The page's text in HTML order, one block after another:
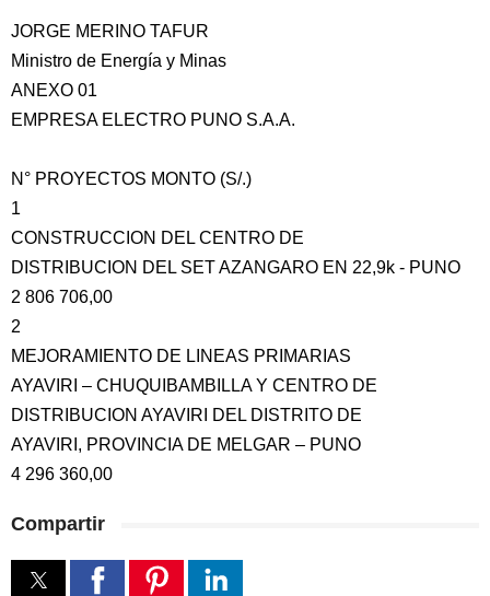
JORGE MERINO TAFUR
Ministro de Energía y Minas
ANEXO 01
EMPRESA ELECTRO PUNO S.A.A.
N° PROYECTOS MONTO (S/.)
1
CONSTRUCCION DEL CENTRO DE
DISTRIBUCION DEL SET AZANGARO EN 22,9k - PUNO
2 806 706,00
2
MEJORAMIENTO DE LINEAS PRIMARIAS
AYAVIRI – CHUQUIBAMBILLA Y CENTRO DE
DISTRIBUCION AYAVIRI DEL DISTRITO DE
AYAVIRI, PROVINCIA DE MELGAR – PUNO
4 296 360,00
Compartir